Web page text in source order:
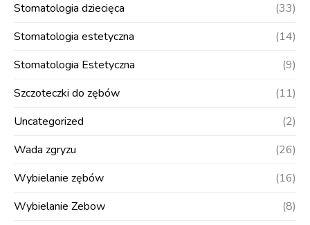
Stomatologia dziecięca
(33)
Stomatologia estetyczna
(14)
Stomatologia Estetyczna
(9)
Szczoteczki do zębów
(11)
Uncategorized
(2)
Wada zgryzu
(26)
Wybielanie zębów
(16)
Wybielanie Zebow
(8)